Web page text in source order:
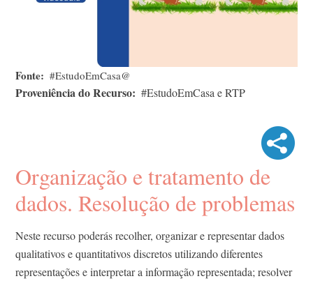
Fonte #EstudoEmCasa@
Proveniência do Recurso #EstudoEmCasa e RTP
Organização e tratamento de
dados. Resolução de problemas
Neste recurso poderás recolher, organizar e representar dados
qualitativos e quantitativos discretos utilizando diferentes
representações e interpretar a informação representada; resolver